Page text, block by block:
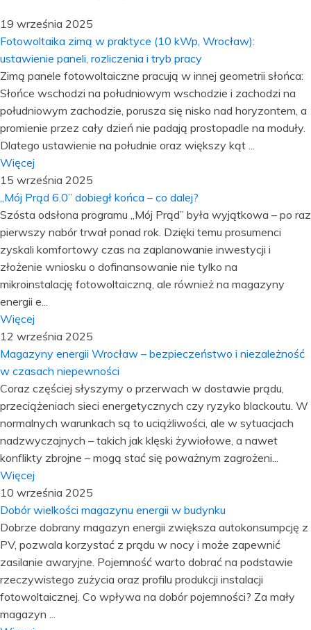
19 września 2025
Fotowoltaika zimą w praktyce (10 kWp, Wrocław):
ustawienie paneli, rozliczenia i tryb pracy
Zimą panele fotowoltaiczne pracują w innej geometrii słońca:
Słońce wschodzi na południowym wschodzie i zachodzi na
południowym zachodzie, porusza się nisko nad horyzontem, a
promienie przez cały dzień nie padają prostopadle na moduły.
Dlatego ustawienie na południe oraz większy kąt ...
Więcej
15 września 2025
„Mój Prąd 6.0” dobiegł końca – co dalej?
Szósta odsłona programu „Mój Prąd” była wyjątkowa – po raz
pierwszy nabór trwał ponad rok. Dzięki temu prosumenci
zyskali komfortowy czas na zaplanowanie inwestycji i
złożenie wniosku o dofinansowanie nie tylko na
mikroinstalację fotowoltaiczną, ale również na magazyny
energii e...
Więcej
12 września 2025
Magazyny energii Wrocław – bezpieczeństwo i niezależność
w czasach niepewności
Coraz częściej słyszymy o przerwach w dostawie prądu,
przeciążeniach sieci energetycznych czy ryzyko blackoutu. W
normalnych warunkach są to uciążliwości, ale w sytuacjach
nadzwyczajnych – takich jak klęski żywiołowe, a nawet
konflikty zbrojne – mogą stać się poważnym zagrożeni...
Więcej
10 września 2025
Dobór wielkości magazynu energii w budynku
Dobrze dobrany magazyn energii zwiększa autokonsumpcję z
PV, pozwala korzystać z prądu w nocy i może zapewnić
zasilanie awaryjne. Pojemność warto dobrać na podstawie
rzeczywistego zużycia oraz profilu produkcji instalacji
fotowoltaicznej. Co wpływa na dobór pojemności? Za mały
magazyn ...